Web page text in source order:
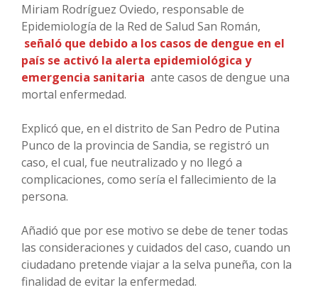
Miriam Rodríguez Oviedo, responsable de
Epidemiología de la Red de Salud San Román,
señaló que debido a los casos de dengue en el
país se activó la alerta epidemiológica y
emergencia sanitaria ante casos de dengue una
mortal enfermedad.
Explicó que, en el distrito de San Pedro de Putina
Punco de la provincia de Sandia, se registró un
caso, el cual, fue neutralizado y no llegó a
complicaciones, como sería el fallecimiento de la
persona.
Añadió que por ese motivo se debe de tener todas
las consideraciones y cuidados del caso, cuando un
ciudadano pretende viajar a la selva puneña, con la
finalidad de evitar la enfermedad.